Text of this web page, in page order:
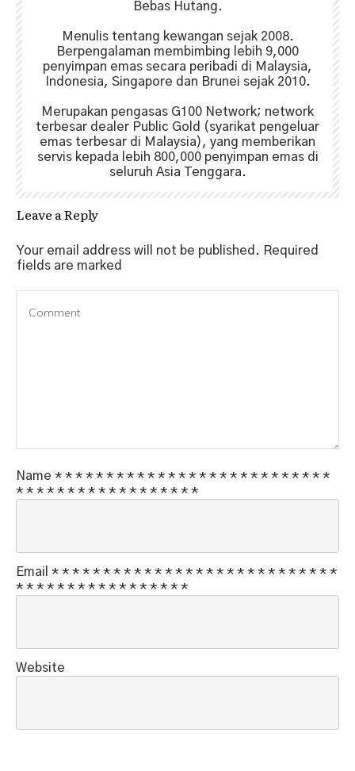
Bebas Hutang.
Menulis tentang kewangan sejak 2008.
Berpengalaman membimbing lebih 9,000
penyimpan emas secara peribadi di Malaysia,
Indonesia, Singapore dan Brunei sejak 2010.
Merupakan pengasas G100 Network; network
terbesar dealer Public Gold (syarikat pengeluar
emas terbesar di Malaysia), yang memberikan
servis kepada lebih 800,000 penyimpan emas di
seluruh Asia Tenggara.
Leave a Reply
Your email address will not be published. Required
fields are marked
Name * * * * * * * * * * * * * * * * * * * * * * * * * * *
* * * * * * * * * * * * * * * * * *
Email * * * * * * * * * * * * * * * * * * * * * * * * * * * *
* * * * * * * * * * * * * * * * *
Website